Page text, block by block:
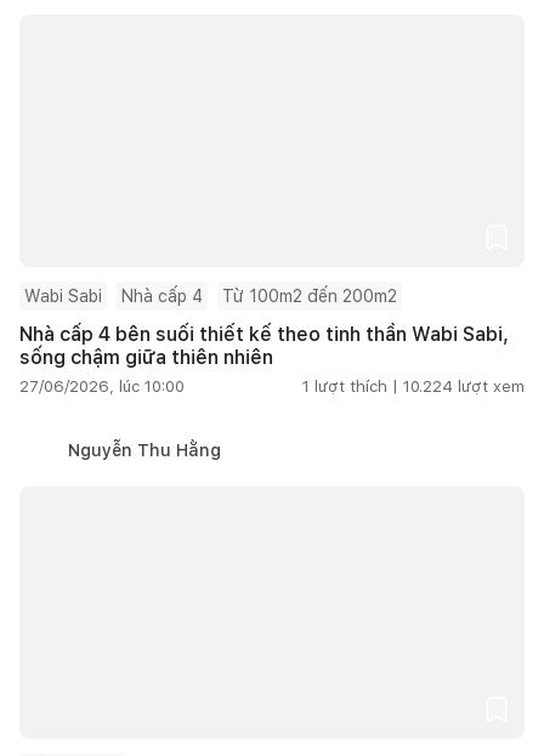
Wabi Sabi Nhà cấp 4 Từ 100m2 đến 200m2
Nhà cấp 4 bên suối thiết kế theo tinh thần Wabi Sabi,
sống chậm giữa thiên nhiên
27/06/2026, lúc 10:00 1 lượt thích | 10.224 lượt xem
Nguyễn Thu Hằng